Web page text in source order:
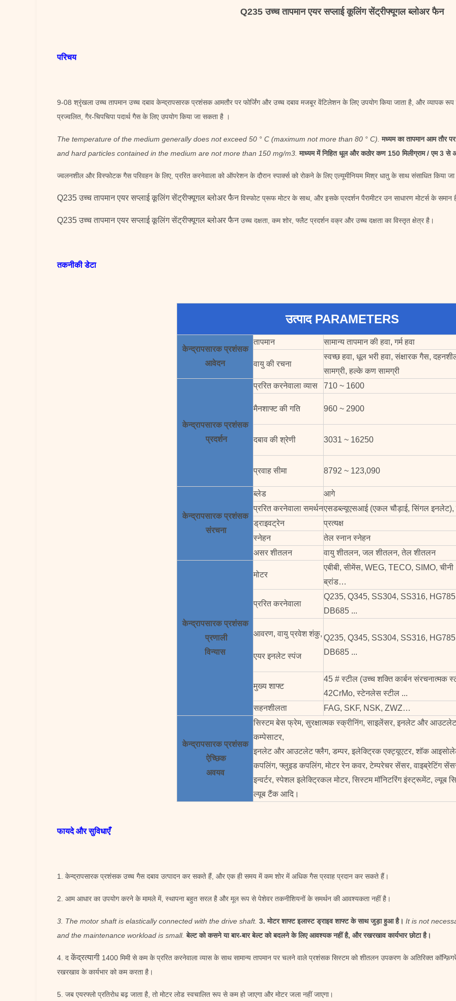
Q235 उच्च तापमान एयर सप्लाई कूलिंग सेंट्रीफ्यूगल ब्लोअर फैन
परिचय
9-08 श्रृंखला उच्च तापमान उच्च दबाव केन्द्रापसारक प्रशंसक आमतौर पर फोर्जिंग और उच्च दबाव मजबूर वेंटिलेशन के लिए उपयोग किया जाता है, और व्यापक रूप
प्रज्वलित, गैर-चिपचिपा पदार्थ गैस के लिए उपयोग किया जा सकता है ।
The temperature of the medium generally does not exceed 50 ° C (maximum not more than 80 ° C). मध्यम का तापमान आम तौर
and hard particles contained in the medium are not more than 150 mg/m3. माध्यम में निहित धूल और कठोर कण 150 मिलीग्राम / एम 3 से
ज्वलनशील और विस्फोटक गैस परिवहन के लिए, प्ररित करनेवाला को ऑपरेशन के दौरान स्पार्क्स को रोकने के लिए एल्यूमीनियम मिश्र धातु के साथ संसाधित किया
Q235 उच्च तापमान एयर सप्लाई कूलिंग सेंट्रीफ्यूगल ब्लोअर फैनविस्फोट प्रूफ मोटर के साथ, और इसके प्रदर्शन पैरामीटर उन साधारण मोटर्स के समान
Q235 उच्च तापमान एयर सप्लाई कूलिंग सेंट्रीफ्यूगल ब्लोअर फैनउच्च दक्षता, कम शोर, फ्लैट प्रदर्शन वक्र और उच्च दक्षता का विस्तृत क्षेत्र है।
तकनीकी डेटा
उत्पाद PARAMETERS
केन्द्रापसारक प्रशंसक
आवेदन
तापमान सामान्य तापमान की हवा, गर्म हवा
वायु की रचना
स्वच्छ हवा, धूल भरी हवा, संक्षारक गैस,
सामग्री, हल्के कण सामग्री
केन्द्रापसारक प्रशंसक
प्रदर्शन
प्ररित करनेवाला व्यास 710 ~ 1600
मैनशाफ्ट की गति 960 ~ 2900
दबाव की श्रेणी 3031 ~ 16250
प्रवाह सीमा 8792 ~ 123,090
केन्द्रापसारक प्रशंसक
संरचना
ब्लेड
आगे
प्ररित करनेवाला समर्थनएसडब्ल्यूएसआई (एकल चौड़ाई, सिंगल इनलेट),
ड्राइवट्रेन
प्रत्यक्ष
स्नेहन
तेल स्नान स्नेहन
असर शीतलन
वायु शीतलन, जल शीतलन, तेल शीतलन
केन्द्रापसारक प्रशंसक
प्रणाली
विन्यास
मोटर
एबीबी, सीमेंस, WEG, TECO, SIMO, चीनी
ब्रांड…
प्ररित करनेवाला
Q235, Q345, SS304, SS316,
DB685 ...
आवरण, वायु प्रवेश शंकु,
एयर इनलेट स्पंज
Q235, Q345, SS304, SS316,
DB685 ...
मुख्य शाफ्ट
45 # स्टील (उच्च शक्ति कार्बन संरचनात्मक
42CrMo, स्टेनलेस स्टील ...
सहनशीलता
FAG, SKF, NSK, ZWZ…
केन्द्रापसारक प्रशंसक
ऐच्छिक
अवयव
सिस्टम बेस फ्रेम, सुरक्षात्मक स्क्रीनिंग, साइलेंसर, इनलेट और आउटलेट
कम्पेसाटर,
इनलेट और आउटलेट फ्लैग, डम्पर, इलेक्ट्रिक एक्ट्यूएटर, शॉक
कपलिंग, फ्लुइड कपलिंग, मोटर रेन कवर, टेम्परेचर सेंसर, वाइब्रेटिंग
इन्वर्टर, स्पेशल इलेक्ट्रिकल मोटर, सिस्टम मॉनिटरिंग इंस्ट्रूमेंट, ल्यूब
ल्यूब टैंक आदि।
फायदे और सुविधाएँ
1. केन्द्रापसारक प्रशंसक उच्च गैस दबाव उत्पादन कर सकते हैं, और एक ही समय में कम शोर में अधिक गैस प्रवाह प्रदान कर सकते हैं।
2. आम आधार का उपयोग करने के मामले में, स्थापना बहुत सरल है और मूल रूप से पेशेवर तकनीशियनों के समर्थन की आवश्यकता नहीं है।
3. The motor shaft is elastically connected with the drive shaft. 3. मोटर शाफ्ट इलास्ट ड्राइव शाफ्ट के साथ जुड़ा हुआ है। It is not
and the maintenance workload is small. बेल्ट को कसने या बार-बार बेल्ट को बदलने के लिए आवश्यक नहीं है, और रखरखाव कार्यभार छोटा है।
4. द केंद्रत्यागी 1400 मिमी से कम के प्ररित करनेवाला व्यास के साथ सामान्य तापमान पर चलने वाले प्रशंसक सिस्टम को शीतलन उपकरण के अतिरिक्त
रखरखाव के कार्यभार को कम करता है।
5. जब एयरफ्लो प्रतिरोध बढ़ जाता है, तो मोटर लोड स्वचालित रूप से कम हो जाएगा और मोटर जला नहीं जाएगा।